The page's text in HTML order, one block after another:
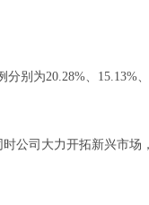
别为20.28%、15.13%、
公司大力开拓新兴市场，